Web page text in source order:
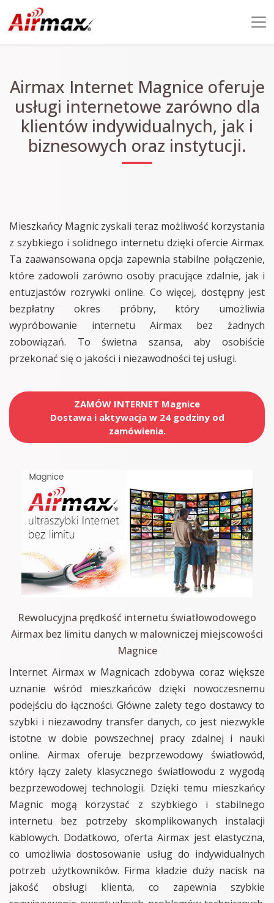
Airmax Internet Magnice oferuje
usługi internetowe zarówno dla
klientów indywidualnych, jak i
biznesowych oraz instytucji.
Mieszkańcy Magnic zyskali teraz możliwość korzystania
z szybkiego i solidnego internetu dzięki ofercie Airmax.
Ta zaawansowana opcja zapewnia stabilne połączenie,
które zadowoli zarówno osoby pracujące zdalnie, jak i
entuzjastów rozrywki online. Co więcej, dostępny jest
bezpłatny okres próbny, który umożliwia
wypróbowanie internetu Airmax bez żadnych
zobowiązań. To świetna szansa, aby osobiście
przekonać się o jakości i niezawodności tej usługi.
ZAMÓW INTERNET Magnice
Dostawa i aktywacja w 24 godziny od
zamówienia.
Rewolucyjna prędkość internetu światłowodowego
Airmax bez limitu danych w malowniczej miejscowości
Magnice
Internet Airmax w Magnicach zdobywa coraz większe
uznanie wśród mieszkańców dzięki nowoczesnemu
podejściu do łączności. Główne zalety tego dostawcy to
szybki i niezawodny transfer danych, co jest niezwykle
istotne w dobie powszechnej pracy zdalnej i nauki
online. Airmax oferuje bezprzewodowy światłowód,
który łączy zalety klasycznego światłowodu z wygodą
bezprzewodowej technologii. Dzięki temu mieszkańcy
Magnic mogą korzystać z szybkiego i stabilnego
internetu bez potrzeby skomplikowanych instalacji
kablowych. Dodatkowo, oferta Airmax jest elastyczna,
co umożliwia dostosowanie usług do indywidualnych
potrzeb użytkowników. Firma kładzie duży nacisk na
jakość obsługi klienta, co zapewnia szybkie